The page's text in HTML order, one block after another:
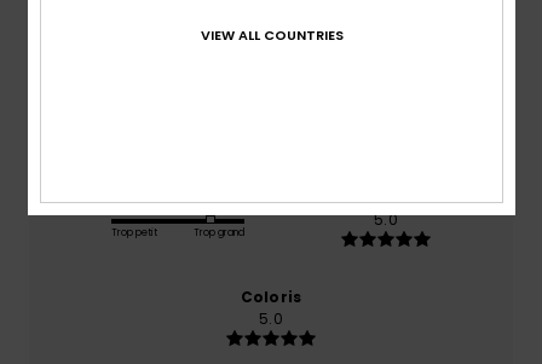
50% de nos clients recommandent ce produit
Taille
Trop petit Trop grand
Matière
5.0
Coloris
5.0
VIEW ALL COUNTRIES